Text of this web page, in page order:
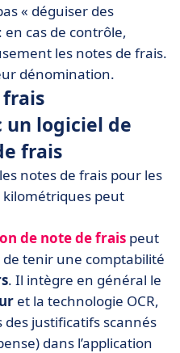
« déguiser des
en cas de contrôle,
les notes de frais.
dénomination.
frais
logiciel de
frais
notes de frais pour les
peut
de note de frais peut
tenir une comptabilité
. Il intègre en général le
et la technologie OCR,
justificatifs scannés
dans l’application